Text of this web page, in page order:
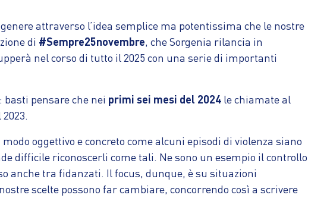
attraverso l’idea semplice ma potentissima che le nostre
di #Sempre25novembre, che Sorgenia rilancia in
nel corso di tutto il 2025 con una serie di importanti
: basti pensare che nei primi sei mesi del 2024 le chiamate al
oggettivo e concreto come alcuni episodi di violenza siano
difficile riconoscerli come tali. Ne sono un esempio il controllo
anche tra fidanzati. Il focus, dunque, è su situazioni
scelte possono far cambiare, concorrendo così a scrivere